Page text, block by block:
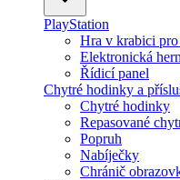
PlayStation
Hra v krabici pro
Elektronická
Řídicí panel
Chytré hodinky a
Chytré hodinky
Repasované
Popruh
Nabíječky
Chránič